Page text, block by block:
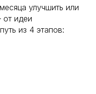
улучшить или
от идеи
из 4 этапов: